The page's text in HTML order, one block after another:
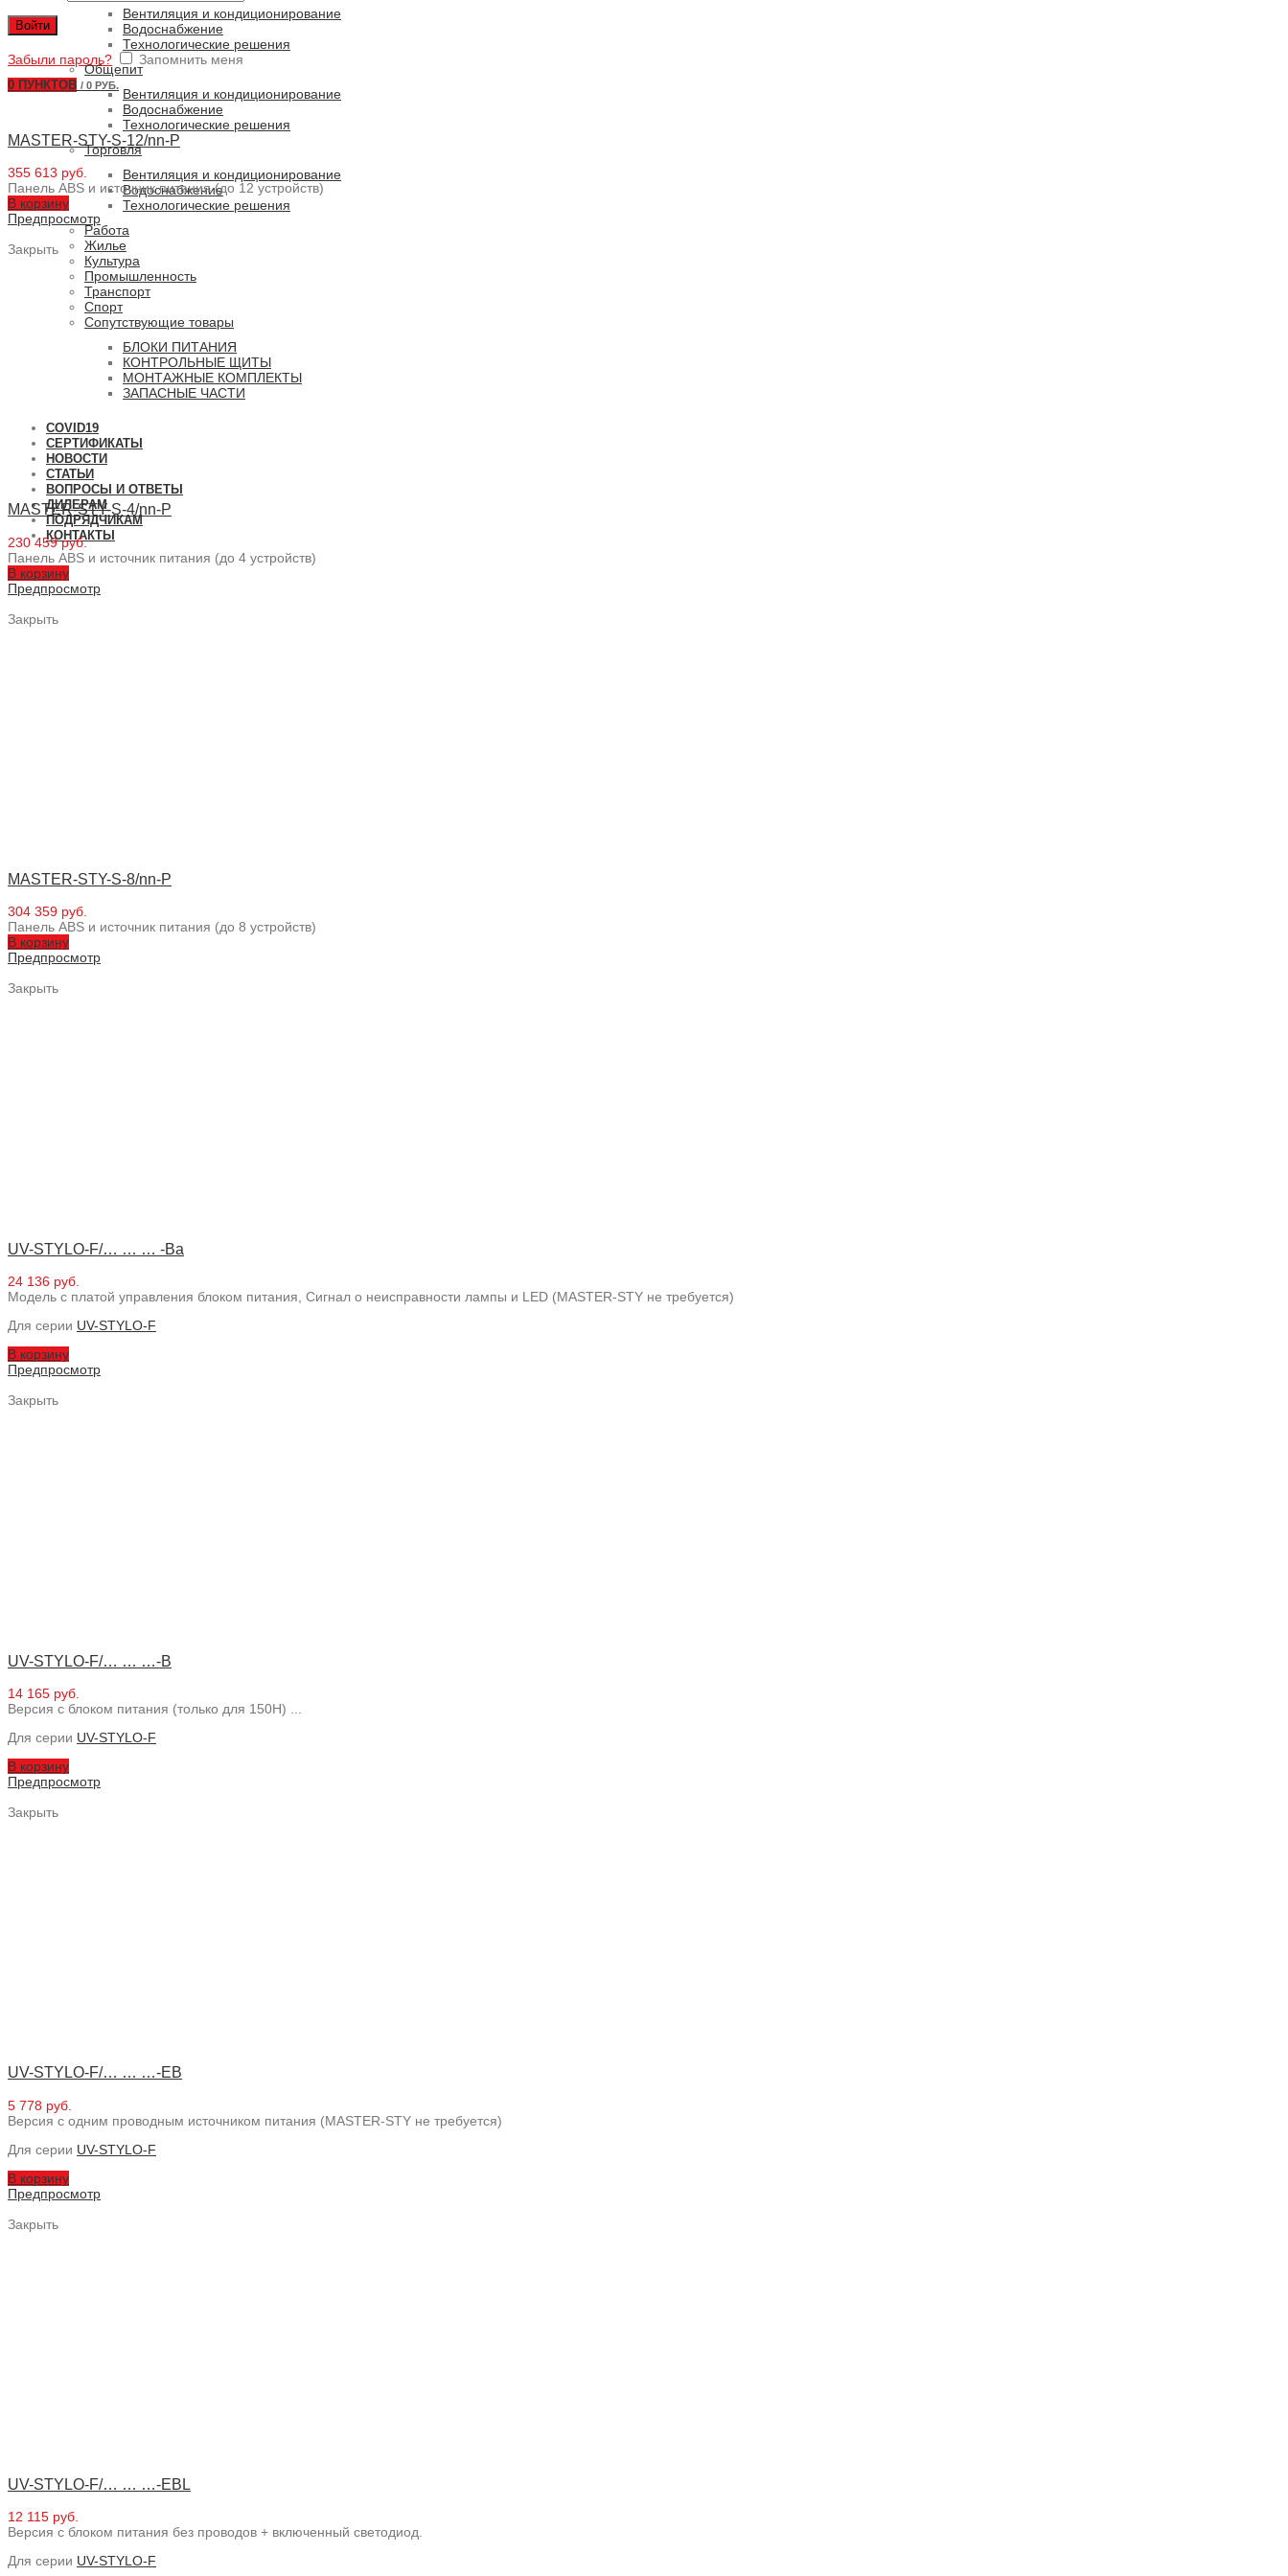
Войти
Забыли пароль? Запомнить меня
0 ПУНКТОВ / 0 РУБ.
Вентиляция и кондиционирование
Водоснабжение
Технологические решения
Общепит
Вентиляция и кондиционирование
Водоснабжение
Технологические решения
Торговля
Вентиляция и кондиционирование
Водоснабжение
Технологические решения
Работа
Жилье
Культура
Промышленность
Транспорт
Спорт
Сопутствующие товары
БЛОКИ ПИТАНИЯ
КОНТРОЛЬНЫЕ ЩИТЫ
МОНТАЖНЫЕ КОМПЛЕКТЫ
ЗАПАСНЫЕ ЧАСТИ
COVID19
СЕРТИФИКАТЫ
НОВОСТИ
СТАТЬИ
ВОПРОСЫ И ОТВЕТЫ
ДИЛЕРАМ
ПОДРЯДЧИКАМ
КОНТАКТЫ
MASTER-STY-S-12/nn-P
355 613 руб.
Панель ABS и источник питания (до 12 устройств)
В корзину
Предпросмотр
Закрыть
MASTER-STY-S-4/nn-P
230 459 руб.
Панель ABS и источник питания (до 4 устройств)
В корзину
Предпросмотр
Закрыть
MASTER-STY-S-8/nn-P
304 359 руб.
Панель ABS и источник питания (до 8 устройств)
В корзину
Предпросмотр
Закрыть
UV-STYLO-F/… … … -Ba
24 136 руб.
Модель с платой управления блоком питания, Сигнал о неисправности лампы и LED (MASTER-STY не требуется)
Для серии UV-STYLO-F
В корзину
Предпросмотр
Закрыть
UV-STYLO-F/… … …-B
14 165 руб.
Версия с блоком питания (только для 150H) ...
Для серии UV-STYLO-F
В корзину
Предпросмотр
Закрыть
UV-STYLO-F/… … …-EB
5 778 руб.
Версия с одним проводным источником питания (MASTER-STY не требуется)
Для серии UV-STYLO-F
В корзину
Предпросмотр
Закрыть
UV-STYLO-F/… … …-EBL
12 115 руб.
Версия с блоком питания без проводов + включенный светодиод.
Для серии UV-STYLO-F